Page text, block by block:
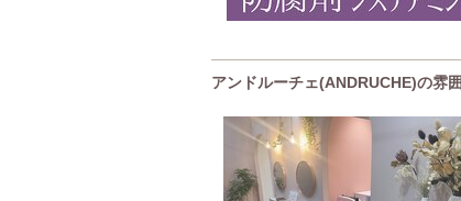
アンドルーチェ(ANDRUCHE)の雰